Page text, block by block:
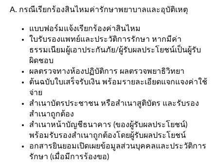
A. กรณีเรียกร้องสินไหมค่ารักษาพยาบาลและอุบัติเหตุ
แบบฟอร์มแจ้งเรียกร้องค่าสินไหม
ใบรับรองแพทย์และประวัติการรักษา หากมีค่า
ธรรมเนียมผู้เอาประกันภัย/ผู้รับผลประโยชน์เป็นผู้รับ
ผิดชอบ
ผลตรวจทางห้องปฏิบัติการ ผลตรวจพยาธิวิทยา
ต้นฉบับใบเสร็จรับเงิน พร้อมรายละเอียดแจกแจงค่าใช้
จ่าย
สำเนาบัตรประชาชน หรือสำเนาสูติบัตร และรับรอง
สำเนาถูกต้อง
สำเนาหน้าบัญชีธนาคาร (ของผู้รับผลประโยชน์)
พร้อมรับรองสำเนาถูกต้องโดยผู้รับผลประโยชน์
อกสารยินยอมเปิดเผยข้อมูลส่วนบุคคลและประวัติการ
รักษา (เมื่อมีการร้องขอ)